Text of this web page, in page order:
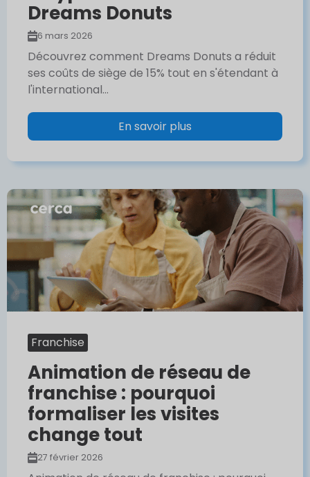
Dreams Donuts
6 mars 2026
Découvrez comment Dreams Donuts a réduit
ses coûts de siège de 15% tout en s'étendant à
l'international...
En savoir plus
Franchise
Animation de réseau de
franchise : pourquoi
formaliser les visites
change tout
27 février 2026